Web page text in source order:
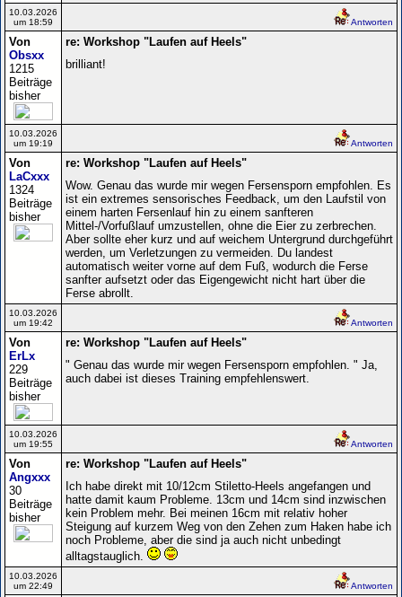
10.03.2026
um 18:59
Antworten
Von
Obsxx
1215
Beiträge
bisher
re: Workshop "Laufen auf Heels"
brilliant!
10.03.2026
um 19:19
Antworten
Von
LaCxxx
1324
Beiträge
bisher
re: Workshop "Laufen auf Heels"
Wow. Genau das wurde mir wegen Fersensporn empfohlen. Es
ist ein extremes sensorisches Feedback, um den Laufstil von
einem harten Fersenlauf hin zu einem sanfteren
Mittel-/Vorfußlauf umzustellen, ohne die Eier zu zerbrechen.
Aber sollte eher kurz und auf weichem Untergrund durchgeführt
werden, um Verletzungen zu vermeiden. Du landest
automatisch weiter vorne auf dem Fuß, wodurch die Ferse
sanfter aufsetzt oder das Eigengewicht nicht hart über die
Ferse abrollt.
10.03.2026
um 19:42
Antworten
Von
ErLx
229
Beiträge
bisher
re: Workshop "Laufen auf Heels"
" Genau das wurde mir wegen Fersensporn empfohlen. " Ja,
auch dabei ist dieses Training empfehlenswert.
10.03.2026
um 19:55
Antworten
Von
Angxxx
30
Beiträge
bisher
re: Workshop "Laufen auf Heels"
Ich habe direkt mit 10/12cm Stiletto-Heels angefangen und
hatte damit kaum Probleme. 13cm und 14cm sind inzwischen
kein Problem mehr. Bei meinen 16cm mit relativ hoher
Steigung auf kurzem Weg von den Zehen zum Haken habe ich
noch Probleme, aber die sind ja auch nicht unbedingt
alltagstauglich.
10.03.2026
um 22:49
Antworten